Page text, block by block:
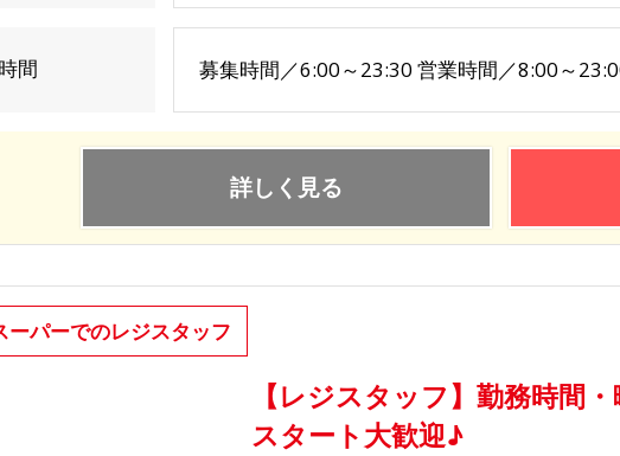
間 募集時間／6:00～23:30 営業時間／8:00～
詳しく見る
ーパーでのレジスタッフ
【レジスタッフ】勤務時間
スタート大歓迎♪